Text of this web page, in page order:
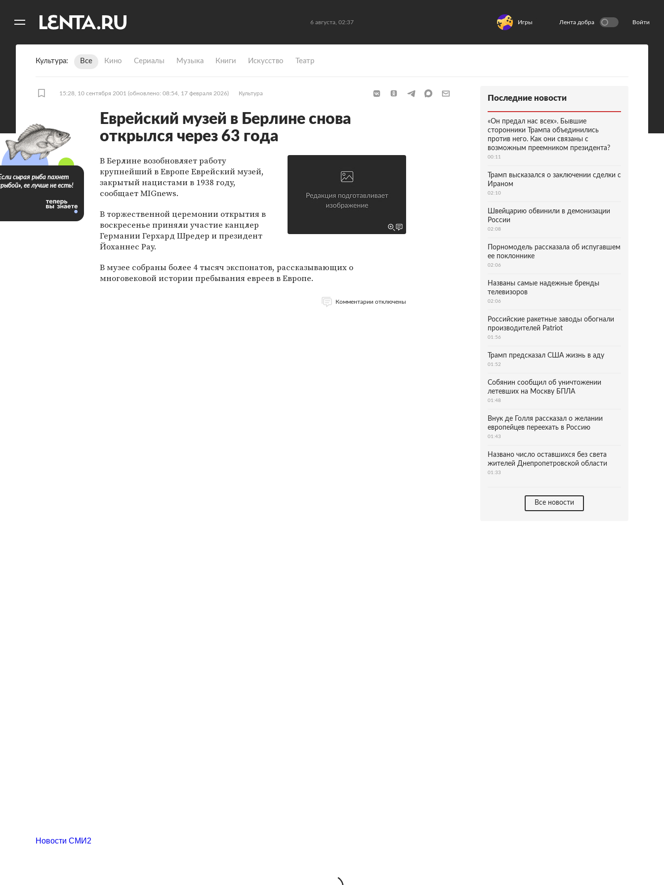
6 августа, 02:37 Игры Лента добра Войти
Культура Все Кино Сериалы Музыка Книги Искусство Театр
15:28, 10 сентября 2001 (обновлено: 08:54, 17 февраля 2026) Культура
Еврейский музей в Берлине снова
открылся через 63 года
В Берлине возобновляет работу
крупнейший в Европе Еврейский музей,
закрытый нацистами в 1938 году,
сообщает MIGnews.
В торжественной церемонии открытия в
воскресенье приняли участие канцлер
Германии Герхард Шредер и президент
Йоханнес Рау.
В музее собраны более 4 тысяч экспонатов, рассказывающих о
многовековой истории пребывания евреев в Европе.
Комментарии отключены
сырая рыба пахнет
ее лучше не есть!
Последние новости
«Он предал нас всех». Бывшие
сторонники Трампа объединились
против него. Как они связаны с
возможным преемником президента?
00:11
Трамп высказался о заключении сделки с
Ираном
02:10
Швейцарию обвинили в демонизации
России
02:08
Порномодель рассказала об испугавшем
ее поклоннике
02:06
Названы самые надежные бренды
телевизоров
02:06
Российские ракетные заводы обогнали
производителей Patriot
01:56
Трамп предсказал США жизнь в аду
01:52
Собянин сообщил об уничтожении
летевших на Москву БПЛА
01:48
Внук де Голля рассказал о желании
европейцев переехать в Россию
01:43
Названо число оставшихся без света
жителей Днепропетровской области
01:33
Все новости
Новости СМИ2